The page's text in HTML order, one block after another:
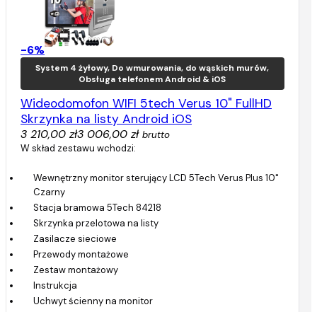
-6%
System 4 żyłowy, Do wmurowania, do wąskich murów,
Obsługa telefonem Android & iOS
Wideodomofon WIFI 5tech Verus 10" FullHD
Skrzynka na listy Android iOS
3 210,00 zł3 006,00 zł brutto
W skład zestawu wchodzi:
Wewnętrzny monitor sterujący LCD 5Tech Verus Plus 10"
Czarny
Stacja bramowa 5Tech 84218
Skrzynka przelotowa na listy
Zasilacze sieciowe
Przewody montażowe
Zestaw montażowy
Instrukcja
Uchwyt ścienny na monitor